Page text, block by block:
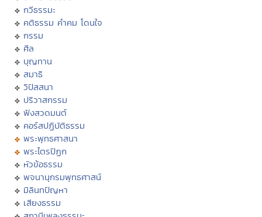
กวีธรรมะ
คติธรรม คำคม โดนใจ
กรรม
ศีล
บุญทาน
สมาธิ
วิปัสสนา
ปริวาสกรรม
ฟังสวดมนต์
คอร์สปฏิบัติธรรม
พระพุทธศาสนา
พระไตรปิฏก
หัวข้อธรรม
พจนานุกรมพุทธศาสน์
มิลินทปัญหา
เสียงธรรม